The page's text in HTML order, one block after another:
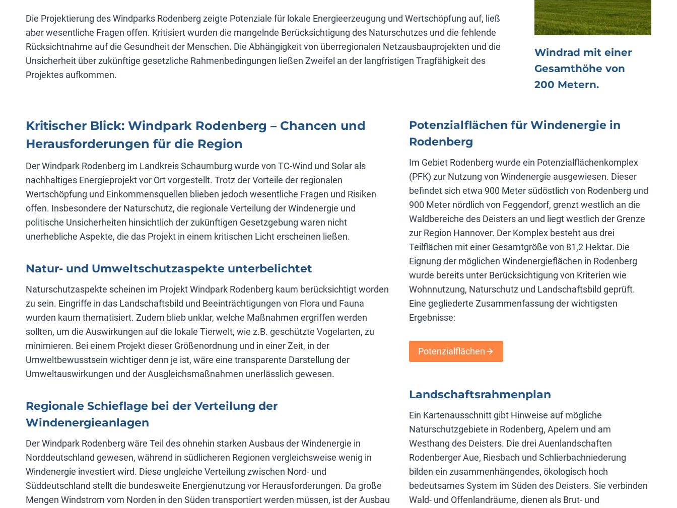
Die Projektierung des Windparks Rodenberg zeigte Potenziale für lokale Energieerzeugung und Wertschöpfung auf, ließ
aber wesentliche Fragen offen. Kritisiert wurden die mangelnde Berücksichtigung des Naturschutzes und die fehlende
Rücksichtnahme auf die Gesundheit der Menschen. Die Abhängigkeit von überregionalen Netzausbauprojekten und die
Unsicherheit über zukünftige gesetzliche Rahmenbedingungen ließen Zweifel an der langfristigen Tragfähigkeit des
Projektes aufkommen.
Windrad mit einer
Gesamthöhe von
200 Metern.
Kritischer Blick: Windpark Rodenberg – Chancen und
Herausforderungen für die Region
Der Windpark Rodenberg im Landkreis Schaumburg wurde von TC-Wind und Solar als
nachhaltiges Energieprojekt vor Ort vorgestellt. Trotz der Vorteile der regionalen
Wertschöpfung und Einkommensquellen blieben jedoch wesentliche Fragen und Risiken
offen. Insbesondere der Naturschutz, die regionale Verteilung der Windenergie und
politische Unsicherheiten hinsichtlich der zukünftigen Gesetzgebung waren nicht
unerhebliche Aspekte, die das Projekt in einem kritischen Licht erscheinen ließen.
Natur- und Umweltschutzaspekte unterbelichtet
Naturschutzaspekte scheinen im Projekt Windpark Rodenberg kaum berücksichtigt worden
zu sein. Eingriffe in das Landschaftsbild und Beeinträchtigungen von Flora und Fauna
wurden kaum thematisiert. Zudem blieb unklar, welche Maßnahmen ergriffen werden
sollten, um die Auswirkungen auf die lokale Tierwelt, wie z.B. geschützte Vogelarten, zu
minimieren. Bei einem Projekt dieser Größenordnung und in einer Zeit, in der
Umweltbewusstsein wichtiger denn je ist, wäre eine transparente Darstellung der
Umweltauswirkungen und der Ausgleichsmaßnahmen unerlässlich gewesen.
Regionale Schieflage bei der Verteilung der
Windenergieanlagen
Der Windpark Rodenberg wäre Teil des ohnehin starken Ausbaus der Windenergie in
Norddeutschland gewesen, während in südlicheren Regionen vergleichsweise wenig in
Windenergie investiert wird. Diese ungleiche Verteilung zwischen Nord- und
Süddeutschland stellt die bundesweite Energienutzung vor Herausforderungen. Da große
Mengen Windstrom vom Norden in den Süden transportiert werden müssen, ist der Ausbau
Potenzialflächen für Windenergie in
Rodenberg
Im Gebiet Rodenberg wurde ein Potenzialflächen­komplex
(PFK) zur Nutzung von Windenergie ausgewiesen. Dieser
befindet sich etwa 900 Meter südöstlich von Rodenberg und
900 Meter nördlich von Feggendorf, grenzt westlich an die
Waldbereiche des Deisters an und liegt westlich der Grenze
zur Region Hannover. Der Komplex besteht aus drei
Teilflächen mit einer Gesamtgröße von 81,2 Hektar. Die
Eignung der möglichen Windenergieflächen in Rodenberg
wurde bereits unter Berücksichtigung von Kriterien wie
Wohnnutzung, Naturschutz und Landschaftsbild geprüft.
Eine gegliederte Zusammenfassung der wichtigsten
Ergebnisse:
Potenzialflächen
Landschaftsrahmenplan
Ein Kartenausschnitt gibt Hinweise auf mögliche
Naturschutzgebiete in Rodenberg, Apelern und am
Westhang des Deisters. Die drei Auenlandschaften
Rodenberger Aue, Riesbach und Schlierbach­niederung
bilden ein zusammenhängendes, ökologisch hoch
bedeutsames System im Süden des Deisters. Sie verbinden
Wald- und Offenlandräume, dienen als Brut- und